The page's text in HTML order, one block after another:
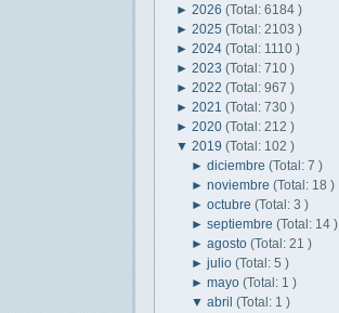
► 2026 (Total: 6184 )
► 2025 (Total: 2103 )
► 2024 (Total: 1110 )
► 2023 (Total: 710 )
► 2022 (Total: 967 )
► 2021 (Total: 730 )
► 2020 (Total: 212 )
▼ 2019 (Total: 102 )
►diciembre(Total: 7 )
►noviembre(Total: 18 )
►octubre(Total: 3 )
►septiembre(Total: 14 )
►agosto(Total: 21 )
►julio(Total: 5 )
►mayo(Total: 1 )
▼abril(Total: 1 )